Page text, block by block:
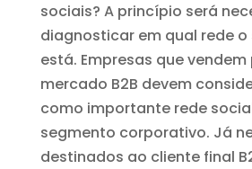
sociais? A princípio será
diagnosticar em qual rede o
está. Empresas que vendem
mercado B2B devem
como importante rede
segmento corporativo. Já
destinados ao cliente final